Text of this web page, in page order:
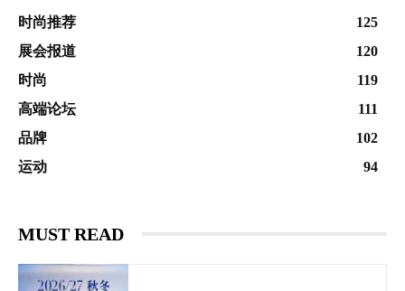
时尚推荐
125
展会报道
120
时尚
119
高端论坛
111
品牌
102
运动
94
MUST READ